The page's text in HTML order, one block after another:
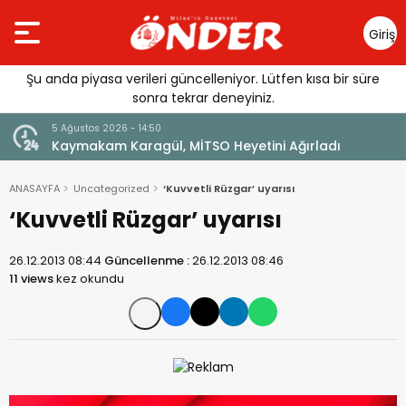
Giriş
Yap
Şu anda piyasa verileri güncelleniyor. Lütfen kısa bir süre
sonra tekrar deneyiniz.
5 Ağustos 2026 - 14:50
Kaymakam Karagül, MİTSO Heyetini Ağırladı
ANASAYFA Uncategorized ‘Kuvvetli Rüzgar’ uyarısı
‘Kuvvetli Rüzgar’ uyarısı
26.12.2013 08:44 Güncellenme :26.12.2013 08:46
11 viewskez okundu